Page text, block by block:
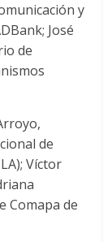
y
José
de
de
Víctor
Comapa de